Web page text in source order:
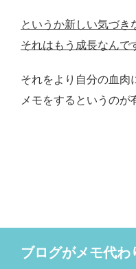
というか新しい気づき
それはもう成長なんで
それをより自分の血肉
メモをするというのが
ブログがメモ代わ